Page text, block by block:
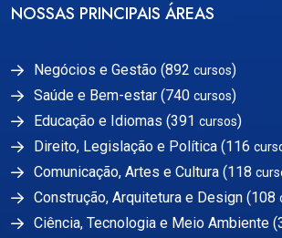
NOSSAS PRINCIPAIS ÁREAS
Negócios e Gestão (892 cursos)
Saúde e Bem-estar (740 cursos)
Educação e Idiomas (391 cursos)
Direito, Legislação e Política (116
Comunicação, Artes e Cultura (118
Construção, Arquitetura e Design (108
Ciência, Tecnologia e Meio Ambiente